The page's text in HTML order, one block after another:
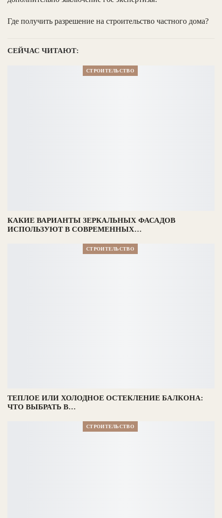
Где получить разрешение на строительство частного дома?
СЕЙЧАС ЧИТАЮТ:
СТРОИТЕЛЬСТВО
КАКИЕ ВАРИАНТЫ ЗЕРКАЛЬНЫХ ФАСАДОВ
ИСПОЛЬЗУЮТ В СОВРЕМЕННЫХ…
СТРОИТЕЛЬСТВО
ТЕПЛОЕ ИЛИ ХОЛОДНОЕ ОСТЕКЛЕНИЕ БАЛКОНА:
ЧТО ВЫБРАТЬ В…
СТРОИТЕЛЬСТВО